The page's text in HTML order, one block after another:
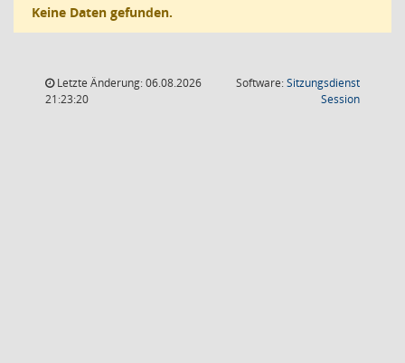
Keine Daten gefunden.
Letzte Änderung: 06.08.2026
21:23:20
Software:Sitzungsdienst
Session(Wird in